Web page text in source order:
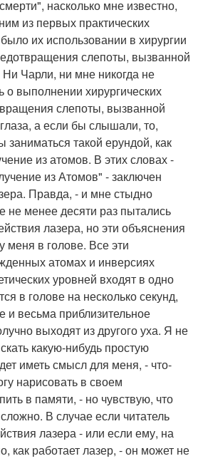
насколько мне известно,
из первых практических
их использовании в хирургии
слепоты, вызванной
Ни Чарли, ни мне никогда не
выполнении хирургических
слепоты, вызванной
а если бы слышали, то,
заниматься такой ерундой, как
из атомов. В этих словах -
из Атомов" - заключен
Правда, - и мне стыдно
не менее десяти раз пытались
лазера, но эти объяснения
меня в голове. Все эти
атомах и инверсиях
уровней входят в одно
в голове на несколько секунд,
и весьма приблизительное
выходят из другого уха. Я не
какую-нибудь простую
иметь смысл для меня, - что-
нарисовать в своем
в памяти, - но чувствую, что
В случае если читатель
лазера - или если ему, на
как работает лазер, - он может не